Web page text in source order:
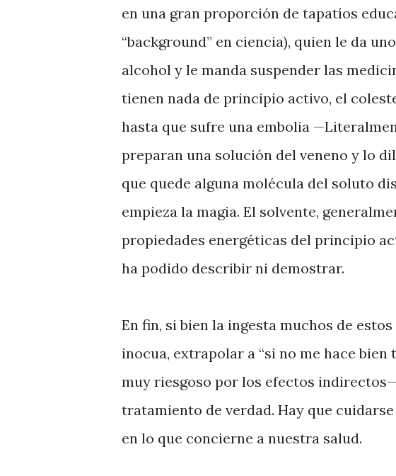
en una gran proporción de tapatíos
“background” en ciencia), quien le da
alcohol y le manda suspender las
tienen nada de principio activo, el
hasta que sufre una embolia
preparan una solución del veneno y lo
que quede alguna molécula del soluto
empieza la magia. El solvente,
propiedades energéticas del principio
ha podido describir ni demostrar.
En fin, si bien la ingesta muchos de
inocua, extrapolar a “si no me hace bien
muy riesgoso por los efectos
tratamiento de verdad. Hay que
en lo que concierne a nuestra salud.